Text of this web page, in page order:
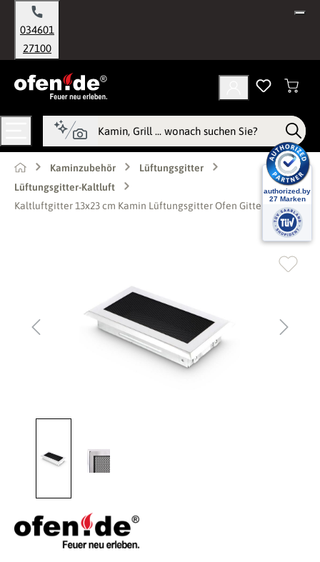
springen
034601
27100
Kaminzubehör
Lüftungsgitter
Lüftungsgitter-Kaltluft
Kaltluftgitter 13x23 cm Kamin Lüftungsgitter Ofen Gitter Chrom